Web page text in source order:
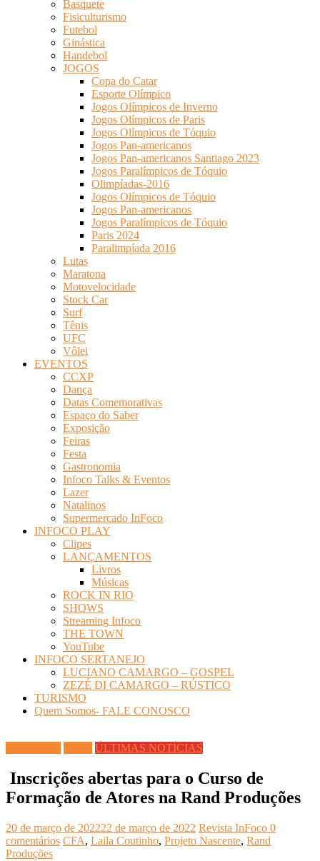
Basquete
Fisiculturismo
Futebol
Ginástica
Handebol
JOGOS
Copa do Catar
Esporte Olímpico
Jogos Olímpicos de Inverno
Jogos Olímpicos de Paris
Jogos Olímpicos de Tóquio
Jogos Pan-americanos
Jogos Pan-americanos Santiago 2023
Jogos Paralímpicos de Tóquio
Olimpíadas-2016
Jogos Olímpicos de Tóquio
Jogos Pan-americanos
Jogos Paralímpicos de Tóquio
Paris 2024
Paralimpíada 2016
Lutas
Maratona
Motovelocidade
Stock Car
Surf
Tênis
UFC
Vôlei
EVENTOS
CCXP
Dança
Datas Comemorativas
Espaço do Saber
Exposição
Feiras
Festa
Gastronomia
Infoco Talks & Eventos
Lazer
Natalinos
Supermercado InFoco
INFOCO PLAY
Clipes
LANÇAMENTOS
Livros
Músicas
ROCK IN RIO
SHOWS
Streaming Infoco
THE TOWN
YouTube
INFOCO SERTANEJO
LUCIANO CAMARGO – GOSPEL
ZEZÉ DI CAMARGO – RÚSTICO
TURISMO
Quem Somos- FALE CONOSCO
ÚLTIMAS NOTÍCIAS
Inscrições abertas para o Curso de
Formação de Atores na Rand Produções
20 de março de 202222 de março de 2022 Revista InFoco 0
comentários CFA, Laila Coutinho, Projeto Nascente, Rand
Produções